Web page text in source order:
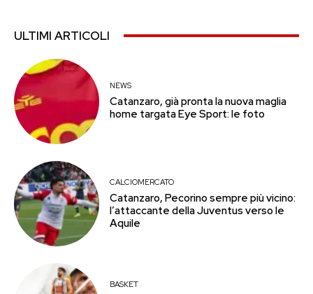
ULTIMI ARTICOLI
NEWS
Catanzaro, già pronta la nuova maglia
home targata Eye Sport: le foto
CALCIOMERCATO
Catanzaro, Pecorino sempre più vicino:
l’attaccante della Juventus verso le
Aquile
BASKET